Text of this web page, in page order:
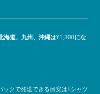
海道、九州、沖縄は¥1,300にな
ックで発送できる目安はTシャツ